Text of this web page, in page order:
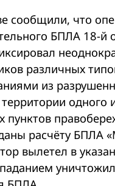
сообщили, что
БПЛА 18-й
различных
из
территории одного
пунктов
расчёту БПЛА
вылетел в